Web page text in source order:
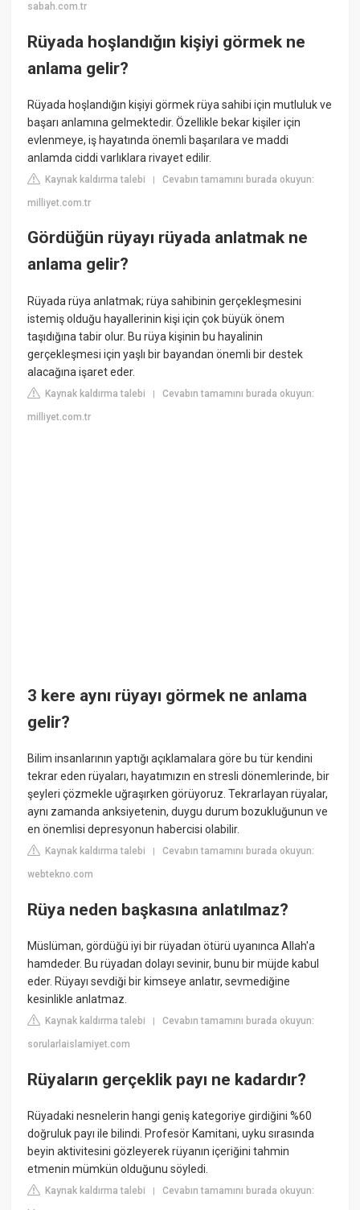
sabah.com.tr
Rüyada hoşlandığın kişiyi görmek ne
anlama gelir?
Rüyada hoşlandığın kişiyi görmek rüya sahibi için mutluluk ve
başarı anlamına gelmektedir. Özellikle bekar kişiler için
evlenmeye, iş hayatında önemli başarılara ve maddi
anlamda ciddi varlıklara rivayet edilir.
Kaynak kaldırma talebi |Cevabın tamamını burada okuyun:
milliyet.com.tr
Gördüğün rüyayı rüyada anlatmak ne
anlama gelir?
Rüyada rüya anlatmak; rüya sahibinin gerçekleşmesini
istemiş olduğu hayallerinin kişi için çok büyük önem
taşıdığına tabir olur. Bu rüya kişinin bu hayalinin
gerçekleşmesi için yaşlı bir bayandan önemli bir destek
alacağına işaret eder.
Kaynak kaldırma talebi |Cevabın tamamını burada okuyun:
milliyet.com.tr
3 kere aynı rüyayı görmek ne anlama
gelir?
Bilim insanlarının yaptığı açıklamalara göre bu tür kendini
tekrar eden rüyaları, hayatımızın en stresli dönemlerinde, bir
şeyleri çözmekle uğraşırken görüyoruz. Tekrarlayan rüyalar,
aynı zamanda anksiyetenin, duygu durum bozukluğunun ve
en önemlisi depresyonun habercisi olabilir.
Kaynak kaldırma talebi |Cevabın tamamını burada okuyun:
webtekno.com
Rüya neden başkasına anlatılmaz?
Müslüman, gördüğü iyi bir rüyadan ötürü uyanınca Allah'a
hamdeder. Bu rüyadan dolayı sevinir, bunu bir müjde kabul
eder. Rüyayı sevdiği bir kimseye anlatır, sevmediğine
kesinlikle anlatmaz.
Kaynak kaldırma talebi |Cevabın tamamını burada okuyun:
sorularlaislamiyet.com
Rüyaların gerçeklik payı ne kadardır?
Rüyadaki nesnelerin hangi geniş kategoriye girdiğini %60
doğruluk payı ile bilindi. Profesör Kamitani, uyku sırasında
beyin aktivitesini gözleyerek rüyanın içeriğini tahmin
etmenin mümkün olduğunu söyledi.
Kaynak kaldırma talebi |Cevabın tamamını burada okuyun: